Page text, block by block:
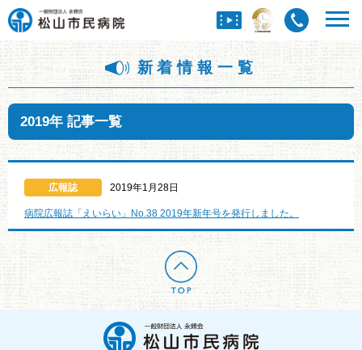
新着情報一覧
2019年 記事一覧
広報誌 2019年1月28日
病院広報誌「えいらい」No.38 2019年新年号を発行しました。